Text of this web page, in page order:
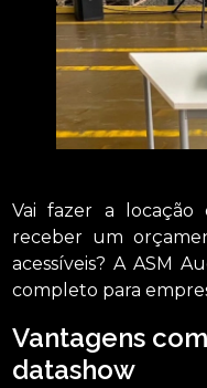
Vai fazer a
receber um
acessíveis? A ASM
completo para
Vantagens
datashow